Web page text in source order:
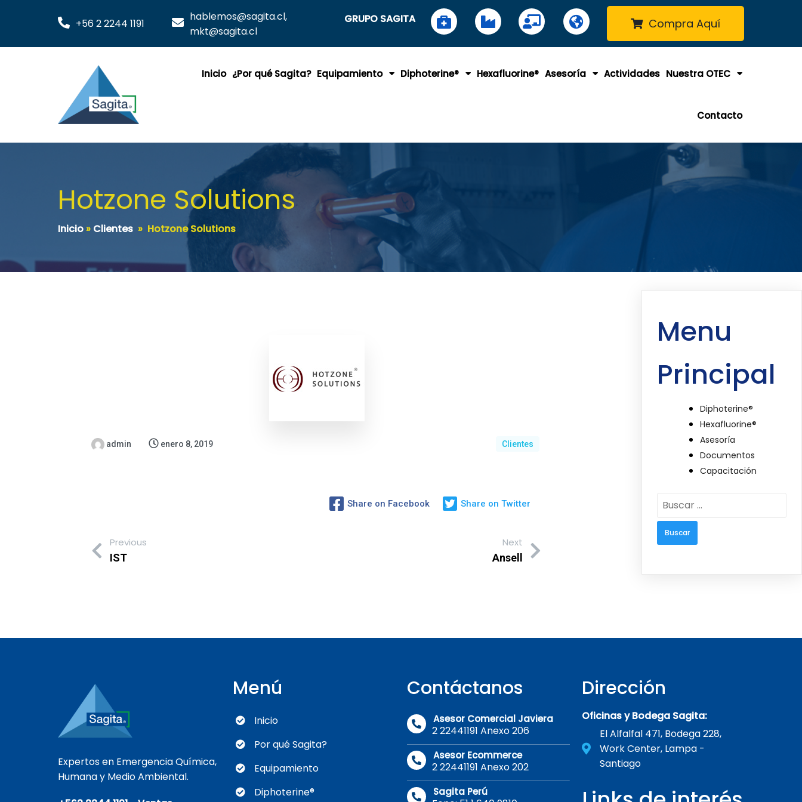
+56 2 2244 1191
hablemos@sagita.cl,
mkt@sagita.cl
GRUPO SAGITA Compra Aquí
Inicio ¿Por qué Sagita? Equipamiento Diphoterine® Hexafluorine® Asesoría Actividades Nuestra OTEC
Contacto
Hotzone Solutions
Inicio» Clientes » Hotzone Solutions
admin enero 8, 2019 Clientes
Share on Facebook Share on Twitter
Previous
IST
Next
Ansell
Menu
Principal
Diphoterine®
Hexafluorine®
Asesoría
Documentos
Capacitación
Buscar:
Expertos en Emergencia Química,
Humana y Medio Ambiental.
Menú
Inicio
Por qué Sagita?
Equipamiento
Diphoterine®
Contáctanos
Asesor Comercial Javiera
2 22441191 Anexo 206
Asesor Ecommerce
2 22441191 Anexo 202
Sagita Perú
Dirección
Oficinas y Bodega Sagita:
El Alfalfal 471, Bodega 228,
Work Center, Lampa -
Santiago